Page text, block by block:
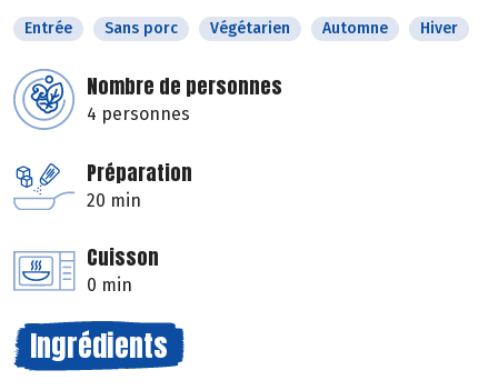
Entrée Sans porc Végétarien Automne Hiver
Nombre de personnes
4 personnes
Préparation
20 min
Cuisson
0 min
Ingrédients